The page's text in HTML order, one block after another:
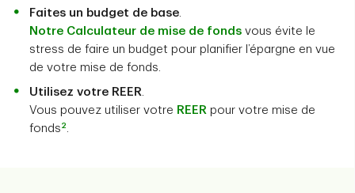
Faites un budget de base
Notre Calculateur de mise de fonds vous évite le
stress de faire un budget pour planifier l’épargne en vue
de votre mise de fonds.
Utilisez votre REER
Vous pouvez utiliser votre REER pour votre mise de
fonds 2